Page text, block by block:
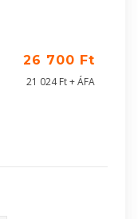
26 700 Ft
21 024 Ft + ÁFA